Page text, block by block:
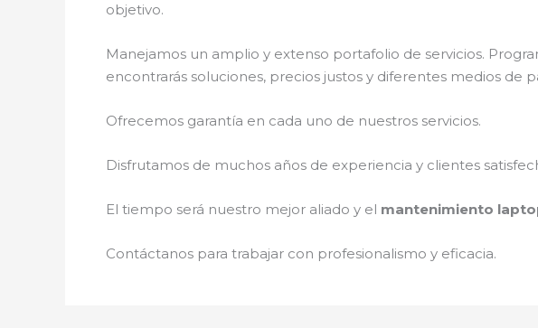
objetivo.
Manejamos un amplio y extenso portafolio de servicios.
encontrarás soluciones, precios justos y diferentes medios de
Ofrecemos garantía en cada uno de nuestros servicios.
Disfrutamos de muchos años de experiencia y clientes
El tiempo será nuestro mejor aliado y el mantenimiento
Contáctanos para trabajar con profesionalismo y eficacia.